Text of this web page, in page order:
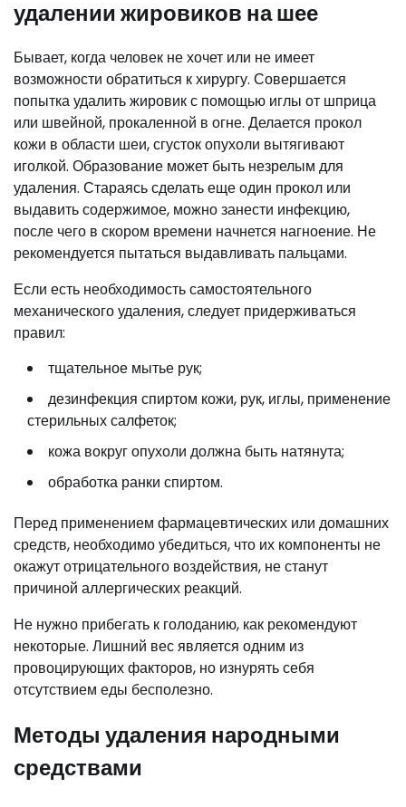
удалении жировиков на шее
Бывает, когда человек не хочет или не имеет
возможности обратиться к хирургу. Совершается
попытка удалить жировик с помощью иглы от шприца
или швейной, прокаленной в огне. Делается прокол
кожи в области шеи, сгусток опухоли вытягивают
иголкой. Образование может быть незрелым для
удаления. Стараясь сделать еще один прокол или
выдавить содержимое, можно занести инфекцию,
после чего в скором времени начнется нагноение. Не
рекомендуется пытаться выдавливать пальцами.
Если есть необходимость самостоятельного
механического удаления, следует придерживаться
правил:
тщательное мытье рук;
дезинфекция спиртом кожи, рук, иглы, применение
стерильных салфеток;
кожа вокруг опухоли должна быть натянута;
обработка ранки спиртом.
Перед применением фармацевтических или домашних
средств, необходимо убедиться, что их компоненты не
окажут отрицательного воздействия, не станут
причиной аллергических реакций.
Не нужно прибегать к голоданию, как рекомендуют
некоторые. Лишний вес является одним из
провоцирующих факторов, но изнурять себя
отсутствием еды бесполезно.
Методы удаления народными
средствами